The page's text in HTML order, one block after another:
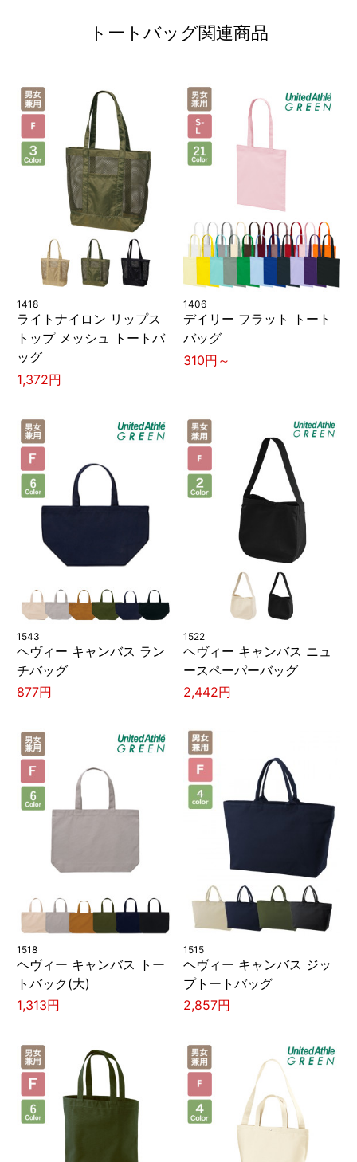
トートバッグ関連商品
1418
ライトナイロン リップス
トップ メッシュ トートバ
ッグ
1,372円
1406
デイリー フラット トート
バッグ
310円～
1543
ヘヴィー キャンバス ラン
チバッグ
877円
1522
ヘヴィー キャンバス ニュ
ースペーパーバッグ
2,442円
1518
ヘヴィー キャンバス トー
トバック(大)
1,313円
1515
ヘヴィー キャンバス ジッ
プトートバッグ
2,857円